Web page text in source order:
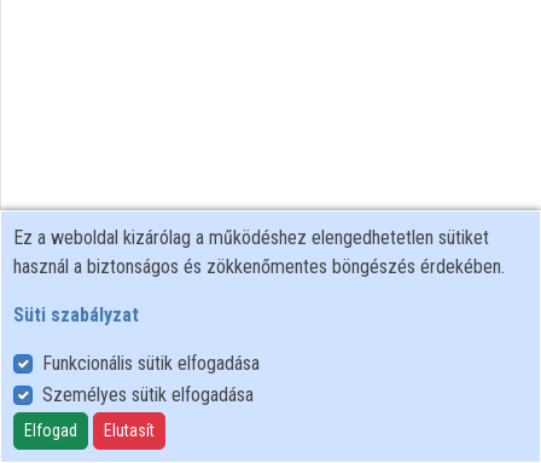
Felhasználói szabályzat
Adatkezelési tájékoztató
Süti szabályzat
Ez a weboldal kizárólag a működéshez elengedhetetlen sütiket
használ a biztonságos és zökkenőmentes böngészés érdekében.
Süti szabályzat
Funkcionális sütik elfogadása
Személyes sütik elfogadása
Elfogad Elutasít